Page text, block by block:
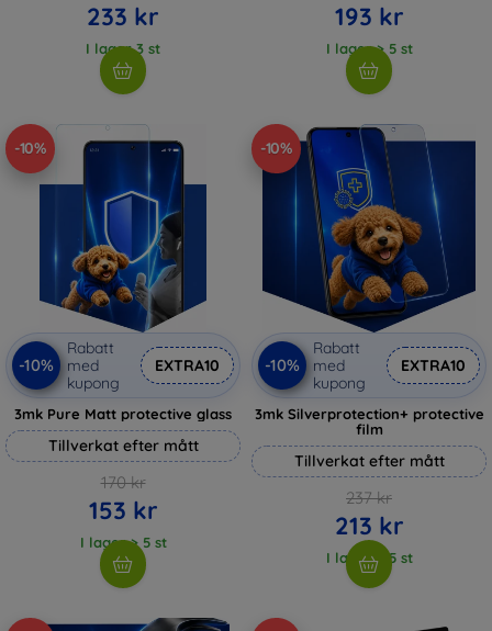
233 kr
I lager 3 st
193 kr
I lager > 5 st
-10%
-10%
Rabatt
med
kupong
EXTRA10
3mk Pure Matt protective glass
Tillverkat efter mått
170 kr
153 kr
I lager > 5 st
-10%
-10%
Rabatt
med
kupong
EXTRA10
3mk Silverprotection+ protective
film
Tillverkat efter mått
237 kr
213 kr
I lager > 5 st